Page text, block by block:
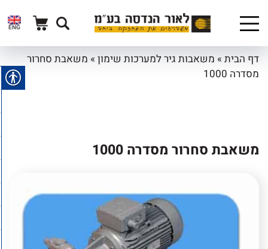
ENG
דף הבית » משאבות גיר למערכות שימון » משאבת סחרור
מסדרה 1000
משאבת סחרור מסדרה 1000